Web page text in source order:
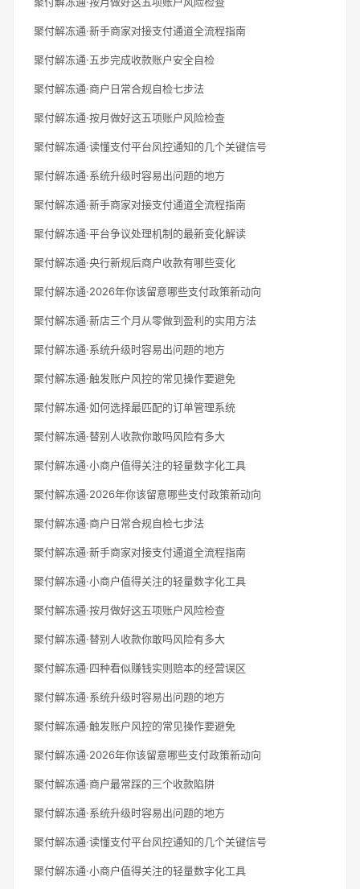
聚付解冻通·新手商家对接支付通道全流程指南
聚付解冻通·五步完成收款账户安全自检
聚付解冻通·商户日常合规自检七步法
聚付解冻通·按月做好这五项账户风险检查
聚付解冻通·读懂支付平台风控通知的几个关键信号
聚付解冻通·系统升级时容易出问题的地方
聚付解冻通·新手商家对接支付通道全流程指南
聚付解冻通·平台争议处理机制的最新变化解读
聚付解冻通·央行新规后商户收款有哪些变化
聚付解冻通·2026年你该留意哪些支付政策新动向
聚付解冻通·新店三个月从零做到盈利的实用方法
聚付解冻通·系统升级时容易出问题的地方
聚付解冻通·触发账户风控的常见操作要避免
聚付解冻通·如何选择最匹配的订单管理系统
聚付解冻通·替别人收款你敢吗风险有多大
聚付解冻通·小商户值得关注的轻量数字化工具
聚付解冻通·2026年你该留意哪些支付政策新动向
聚付解冻通·商户日常合规自检七步法
聚付解冻通·新手商家对接支付通道全流程指南
聚付解冻通·小商户值得关注的轻量数字化工具
聚付解冻通·按月做好这五项账户风险检查
聚付解冻通·替别人收款你敢吗风险有多大
聚付解冻通·四种看似赚钱实则赔本的经营误区
聚付解冻通·系统升级时容易出问题的地方
聚付解冻通·触发账户风控的常见操作要避免
聚付解冻通·2026年你该留意哪些支付政策新动向
聚付解冻通·商户最常踩的三个收款陷阱
聚付解冻通·系统升级时容易出问题的地方
聚付解冻通·读懂支付平台风控通知的几个关键信号
聚付解冻通·小商户值得关注的轻量数字化工具